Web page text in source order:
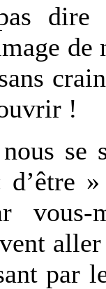
dire
!
vous-
par